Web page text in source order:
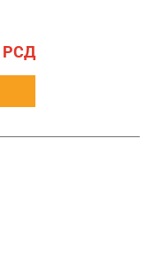
РСД